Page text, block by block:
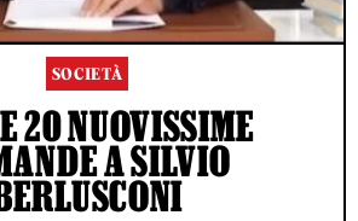
SOCIETÀ
20 NUOVISSIME
A SILVIO